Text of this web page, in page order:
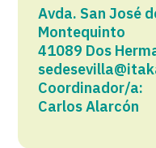
Avda. San José
Montequinto
41089 Dos
Coordinador/a:
Carlos Alarcón